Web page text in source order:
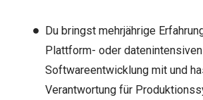
Du bringst mehrjährige
Plattform- oder datenintensiven
Softwareentwicklung mit und
Verantwortung für